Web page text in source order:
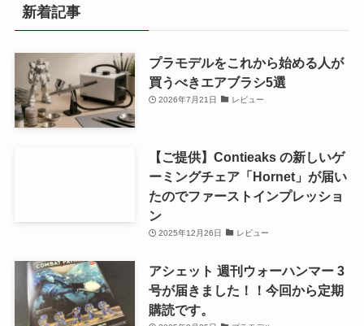
新着記事
プラモデルをこれから始める人が
買うべきエアブラシ5選
2026年7月21日 レビュー
【ご提供】Contieaks の新しいゲ
ーミングチェア「Hornet」が届い
たのでファーストインプレッショ
ン
2025年12月26日 レビュー
アシェット 週刊ウォーハンマー 3
号が届きました！！今回から定期
購読です。